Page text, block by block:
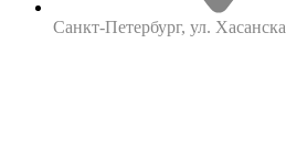
Санкт-Петербург, ул.